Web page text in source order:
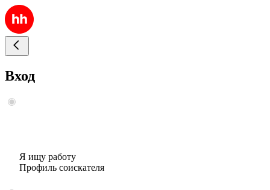
Вход
Я ищу работу
Профиль соискателя